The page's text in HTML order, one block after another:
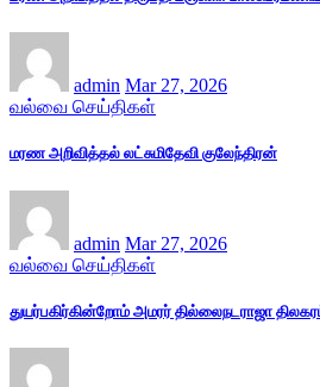
admin Mar 27, 2026
வல்வை செய்திகள்
மரண அறிவித்தல் லட்சுமிதேவி குலேந்திரன்
admin Mar 27, 2026
வல்வை செய்திகள்
துயர்பகிர்கின்றோம் அமரர் தில்லைநடராஜா